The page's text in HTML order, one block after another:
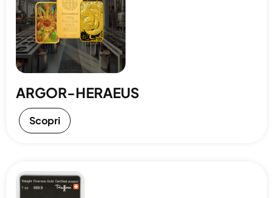
ARGOR-HERAEUS
Scopri